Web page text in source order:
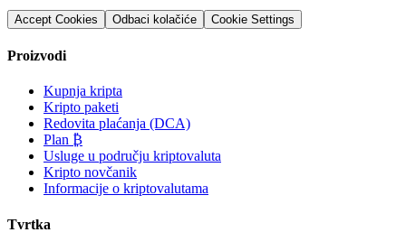
Accept Cookies Odbaci kolačiće Cookie Settings
Proizvodi
Kupnja kripta
Kripto paketi
Redovita plaćanja (DCA)
Plan ₿
Usluge u području kriptovaluta
Kripto novčanik
Informacije o kriptovalutama
Tvrtka